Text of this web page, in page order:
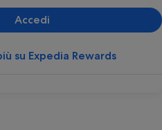
Accedi
su Expedia Rewards